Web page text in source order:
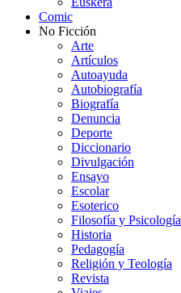
Comic
No Ficción
Arte
Artículos
Autoayuda
Autobiografía
Biografía
Denuncia
Deporte
Diccionario
Divulgación
Ensayo
Escolar
Esoterico
Filosofía y Psicología
Historia
Pedagogía
Religión y Teología
Revista